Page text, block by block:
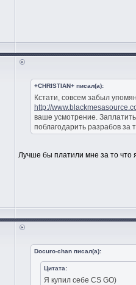
+CHRISTIAN+ писал(а):
Кстати, совсем забыл
http://
ваше усмотрение.
поблагодарить разрабов за
Лучше бы платили мне за то что
Docuro-chan писал(а):
Цитата:
Я купил себе CS GO)